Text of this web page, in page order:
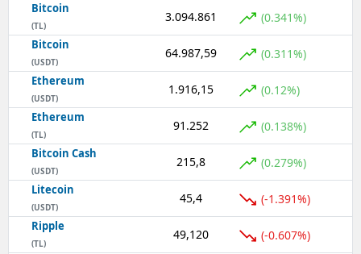
Bitcoin
(TL)
3.094.861 (0.341%)
Bitcoin
(USDT)
64.987,59 (0.311%)
Ethereum
(USDT)
1.916,15 (0.12%)
Ethereum
(TL)
91.252 (0.138%)
Bitcoin Cash
(USDT)
215,8 (0.279%)
Litecoin
(USDT)
45,4 (-1.391%)
Ripple
(TL)
49,120 (-0.607%)